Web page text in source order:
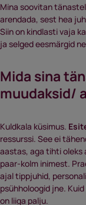
Mina soovitan
arendada, sest hea
Siin on kindlasti vaja
ja selged eesmärgid
Mida sina
muudaksid/
Kuldkala küsimus.
ressurssi. See ei
aastas, aga tihti oleks
paar-kolm inimest.
ajal tippjuhid,
psühholoogid jne.
on liiga palju.